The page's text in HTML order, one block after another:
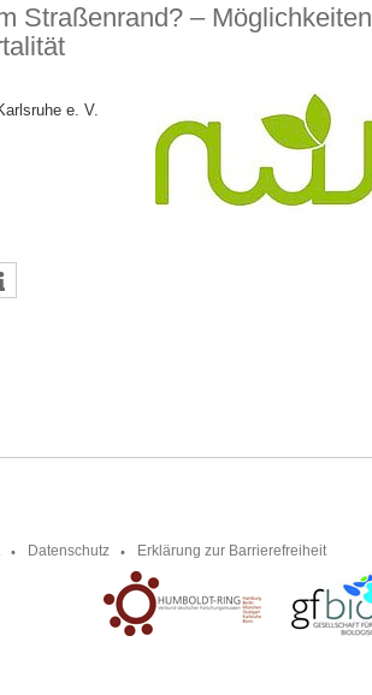
Straßenrand? – Möglichkeiten
e. V.
Datenschutz Erklärung zur Barrierefreiheit